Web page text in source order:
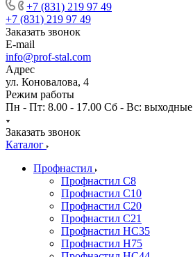
+7 (831) 219 97 49
+7 (831) 219 97 49
Заказать звонок
E-mail
info@prof-stal.com
Адрес
ул. Коновалова, 4
Режим работы
Пн - Пт: 8.00 - 17.00 Сб - Вс: выходные
Заказать звонок
Каталог
Профнастил
Профнастил С8
Профнастил С10
Профнастил С20
Профнастил С21
Профнастил НС35
Профнастил Н75